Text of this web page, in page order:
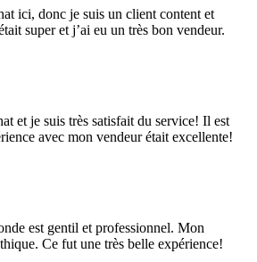
ici, donc je suis un client content et
super et j’ai eu un très bon vendeur.
et je suis très satisfait du service! Il est
avec mon vendeur était excellente!
est gentil et professionnel. Mon
Ce fut une très belle expérience!